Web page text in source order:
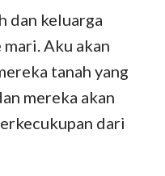
5 6
7
dan keluarga
Aku akan
tanah yang
mereka akan
dari